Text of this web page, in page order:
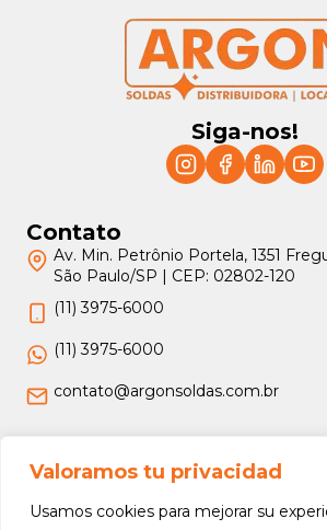
Valoramos tu privacidad
Usamos cookies para mejorar su
Siga-nos!
Contato
Av. Min. Petrônio Portela, 1351
São Paulo/SP | CEP: 02802-120
(11) 3975-6000
(11) 3975-6000
contato@argonsoldas.com.br
Jurídico
Termos e Condições
Política de Privacidade